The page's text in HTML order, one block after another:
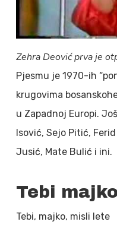
Zehra Deović prva je
Pjesmu je 1970-ih
krugovima
u Zapadnoj Europi.
Isović, Sejo Pitić,
Jusić, Mate Bulić i ini.
Tebi
Tebi, majko, misli lete